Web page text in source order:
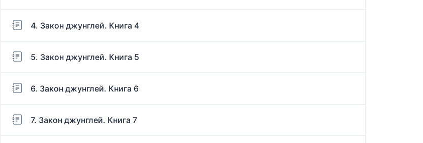
4. Закон джунглей. Книга 4
5. Закон джунглей. Книга 5
6. Закон джунглей. Книга 6
7. Закон джунглей. Книга 7